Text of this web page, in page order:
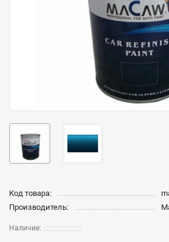
Код товара:
Производитель: